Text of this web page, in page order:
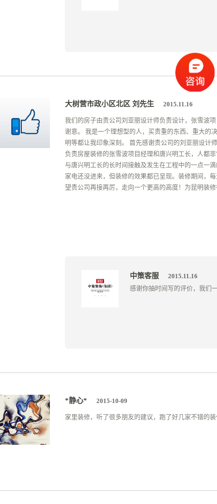
大树营市政小区北区 刘先生 2015.11.16
我们的房子由贵公司刘亚丽设计师负责设计，张雪波
谢意。 我是一个理想型的人，买贵重的东西、重大的
明等都让我印象深刻。 首先感谢贵公司的刘亚丽设计
负责房屋装修的张雪波项目经理和唐兴明工长，人都
与唐兴明工长的长时间接触及发生在工程中的一点一
家电还没进来，但装修的效果都已呈现。装修期间，
望贵公司再接再厉，走向一个更高的高度！为昆明装
中策客服
2015.11.16
感谢你抽时间写的评价，我们
*静心* 2015-10-09
家里装修，听了很多朋友的建议，跑了好几家不错的